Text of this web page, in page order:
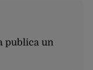
publica un